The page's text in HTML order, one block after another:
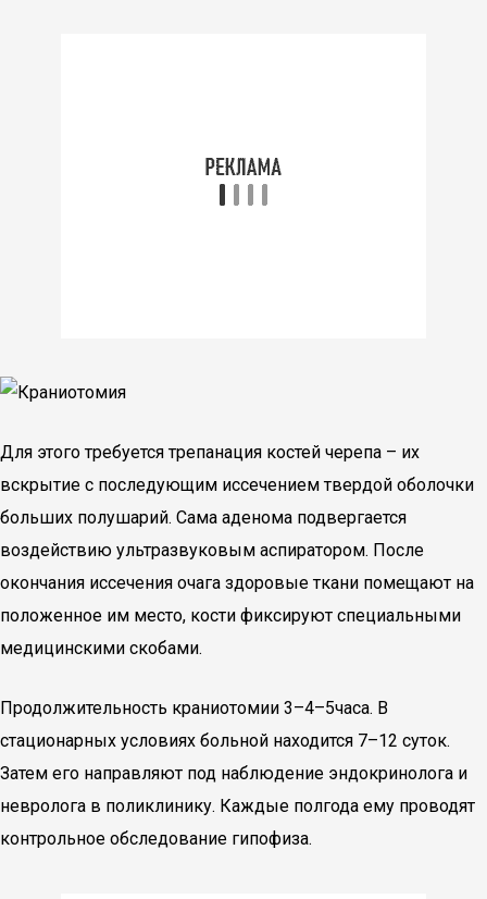
Для этого требуется трепанация костей черепа – их
вскрытие с последующим иссечением твердой оболочки
больших полушарий. Сама аденома подвергается
воздействию ультразвуковым аспиратором. После
окончания иссечения очага здоровые ткани помещают на
положенное им место, кости фиксируют специальными
медицинскими скобами.
Продолжительность краниотомии 3–4–5часа. В
стационарных условиях больной находится 7–12 суток.
Затем его направляют под наблюдение эндокринолога и
невролога в поликлинику. Каждые полгода ему проводят
контрольное обследование гипофиза.